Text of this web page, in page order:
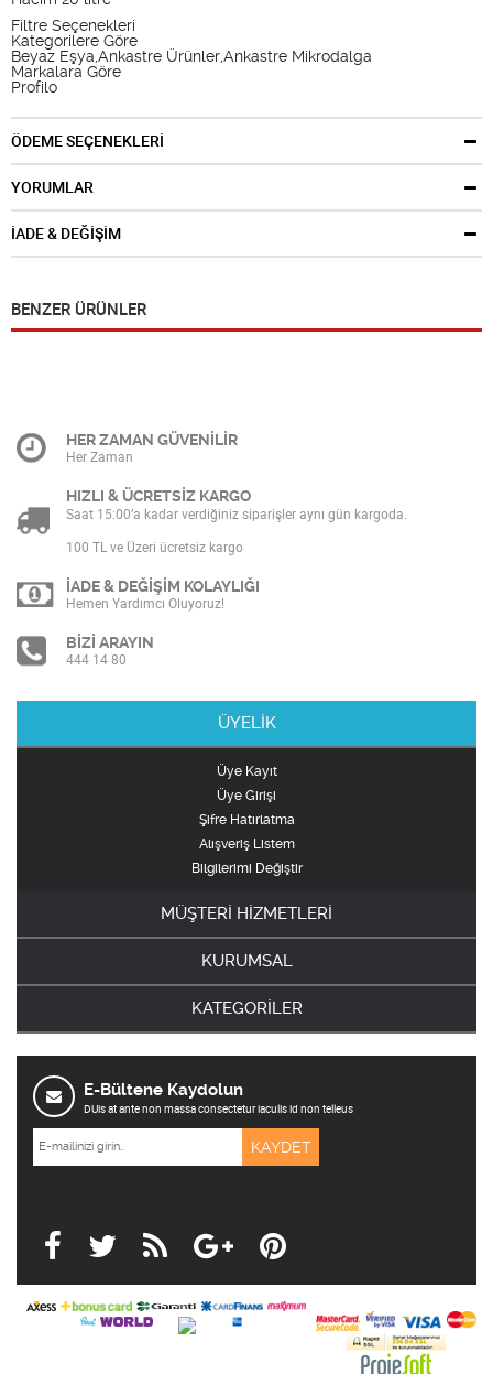
Filtre Seçenekleri
Kategorilere Göre
Beyaz Eşya,Ankastre Ürünler,Ankastre Mikrodalga
Markalara Göre
Profilo
ÖDEME SEÇENEKLERİ
YORUMLAR
İADE & DEĞİŞİM
BENZER ÜRÜNLER
HER ZAMAN GÜVENİLİR
Her Zaman
HIZLI & ÜCRETSİZ KARGO
Saat 15:00’a kadar verdiğiniz siparişler aynı gün kargoda.
100 TL ve Üzeri ücretsiz kargo
İADE & DEĞİŞİM KOLAYLIĞI
Hemen Yardımcı Oluyoruz!
BİZİ ARAYIN
444 14 80
ÜYELİK
Üye Kayıt
Üye Girişi
Şifre Hatırlatma
Alışveriş Listem
Bilgilerimi Değiştir
MÜŞTERİ HİZMETLERİ
KURUMSAL
KATEGORİLER
E-Bültene Kaydolun
DUis at ante non massa consectetur iaculis id non telleus